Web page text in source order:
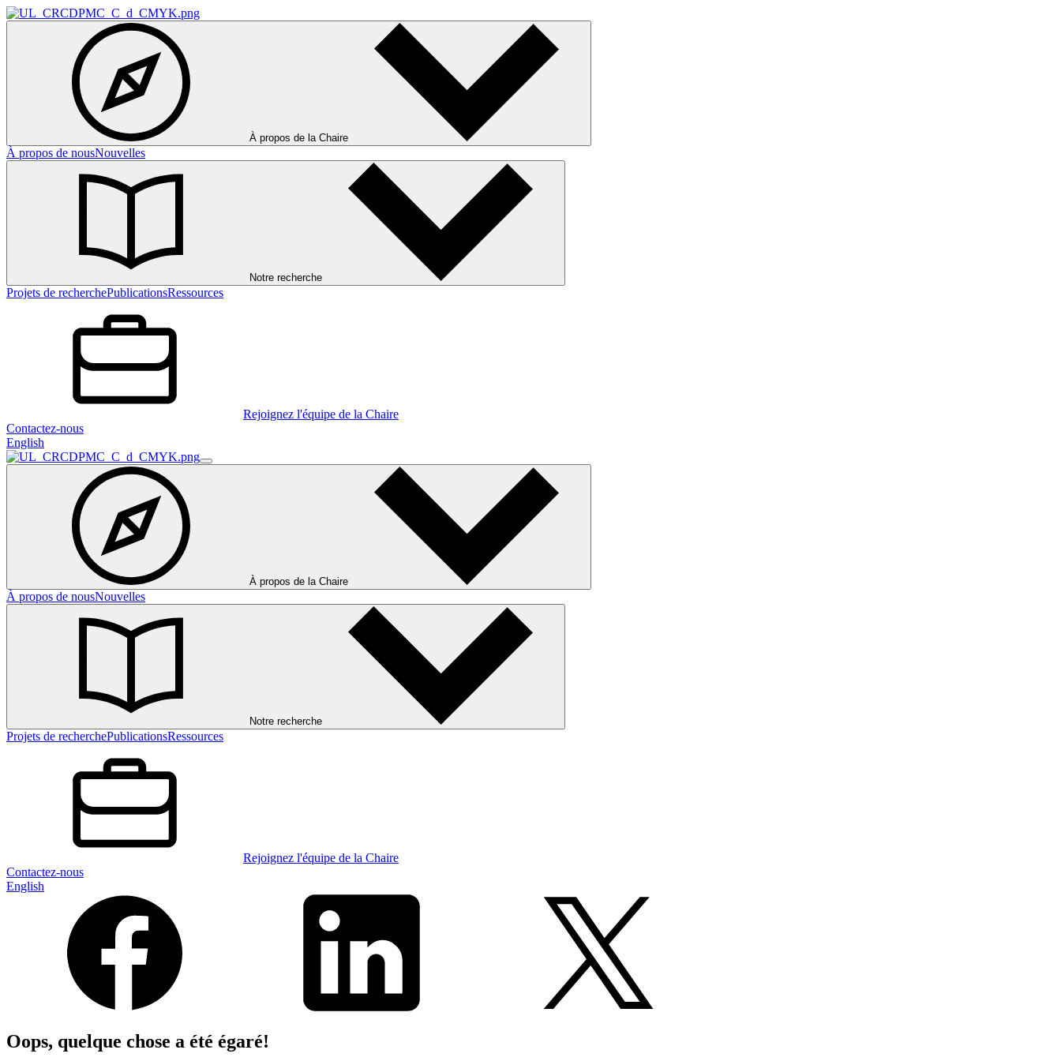
À propos de la Chaire
À propos de nousNouvelles
Notre recherche
Projets de recherchePublicationsRessources
Rejoignez l'équipe de la Chaire
Contactez-nous
English
À propos de la Chaire
À propos de nousNouvelles
Notre recherche
Projets de recherchePublicationsRessources
Rejoignez l'équipe de la Chaire
Contactez-nous
English
Oops, quelque chose a été égaré!